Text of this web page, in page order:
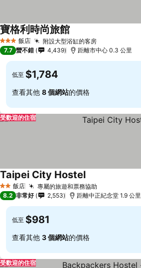
3 星級 飯店 附設大型浴缸的客房
寶格利時尚旅館
7.7 蠻不錯 4,439 距離市中心 0.3 公里
低至 $1,784
查看其他 8 個網站的價格
受歡迎的住宿
2 星級飯店 專屬的旅遊和票務協助
Taipei City Hostel
8.2 非常好 2,553 距離中正紀念堂 1.9 公里
低至 $981
查看其他 3 個網站的價格
受歡迎的住宿